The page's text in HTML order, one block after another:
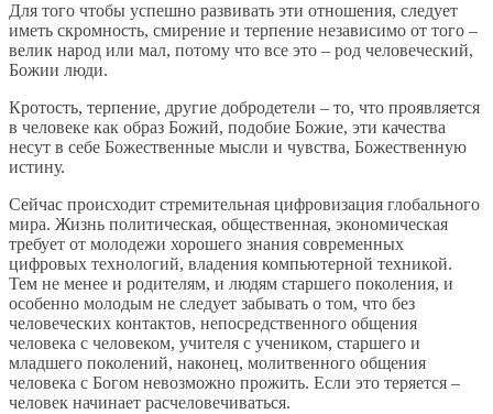
Для того чтобы успешно развивать эти отношения, следует
иметь скромность, смирение и терпение независимо от того –
велик народ или мал, потому что все это – род человеческий,
Божии люди.
Кротость, терпение, другие добродетели – то, что проявляется
в человеке как образ Божий, подобие Божие, эти качества
несут в себе Божественные мысли и чувства, Божественную
истину.
Сейчас происходит стремительная цифровизация глобального
мира. Жизнь политическая, общественная, экономическая
требует от молодежи хорошего знания современных
цифровых технологий, владения компьютерной техникой.
Тем не менее и родителям, и людям старшего поколения, и
особенно молодым не следует забывать о том, что без
человеческих контактов, непосредственного общения
человека с человеком, учителя с учеником, старшего и
младшего поколений, наконец, молитвенного общения
человека с Богом невозможно прожить. Если это теряется –
человек начинает расчеловечиваться.